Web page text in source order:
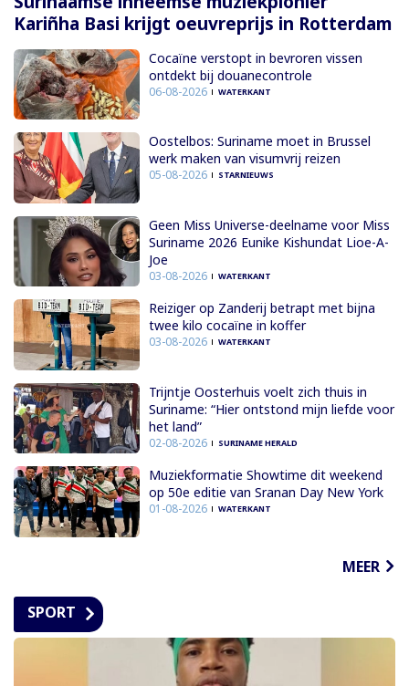
Kariñha Basi krijgt oeuvreprijs in Rotterdam
Cocaïne verstopt in bevroren vissen
ontdekt bij douanecontrole
06-08-2026 WATERKANT
Oostelbos: Suriname moet in Brussel
werk maken van visumvrij reizen
05-08-2026 STARNIEUWS
Geen Miss Universe-deelname voor Miss
Suriname 2026 Eunike Kishundat Lioe-A-
Joe
03-08-2026 WATERKANT
Reiziger op Zanderij betrapt met bijna
twee kilo cocaïne in koffer
03-08-2026 WATERKANT
Trijntje Oosterhuis voelt zich thuis in
Suriname: “Hier ontstond mijn liefde voor
het land”
02-08-2026 SURINAME HERALD
Muziekformatie Showtime dit weekend
op 50e editie van Sranan Day New York
01-08-2026 WATERKANT
MEER
SPORT